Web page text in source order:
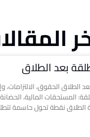
بعد الطلاق
الحقوق، الالتزامات،
المستحقات المالية،
نقطة تحول حاسمة